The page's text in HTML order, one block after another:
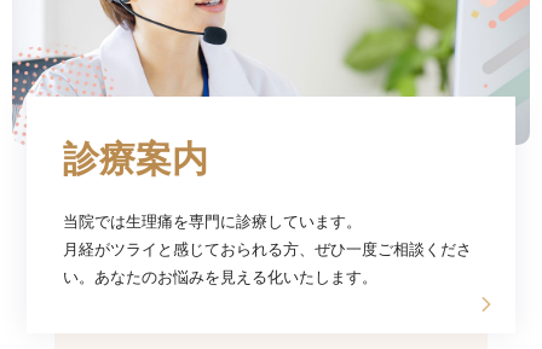
診療案内
当院では生理痛を専門に診療しています。
月経がツライと感じておられる方、ぜひ一度ご相談くださ
い。あなたのお悩みを見える化いたします。